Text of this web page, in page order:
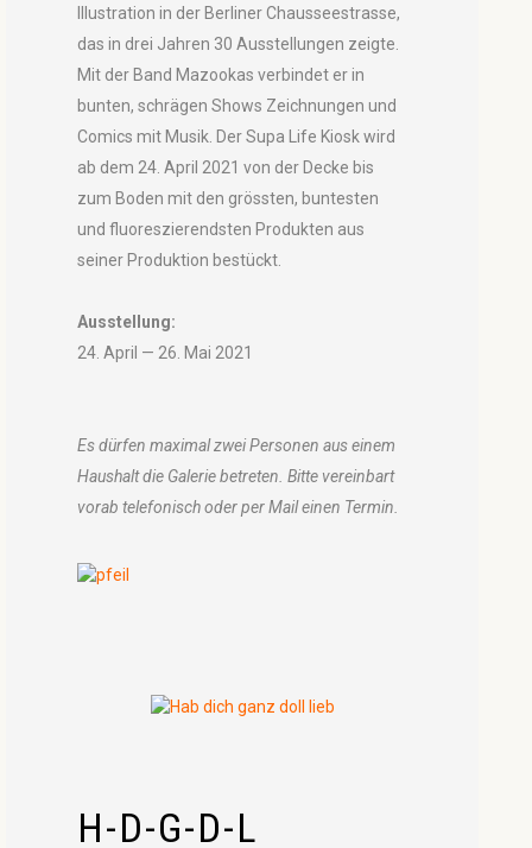
Illustration in der Berliner Chausseestrasse,
das in drei Jahren 30 Ausstellungen zeigte.
Mit der Band Mazookas verbindet er in
bunten, schrägen Shows Zeichnungen und
Comics mit Musik. Der Supa Life Kiosk wird
ab dem 24. April 2021 von der Decke bis
zum Boden mit den grössten, buntesten
und fluoreszierendsten Produkten aus
seiner Produktion bestückt.
Ausstellung:
24. April — 26. Mai 2021
Es dürfen maximal zwei Personen aus einem
Haushalt die Galerie betreten. Bitte vereinbart
vorab telefonisch oder per Mail einen Termin.
H-D-G-D-L